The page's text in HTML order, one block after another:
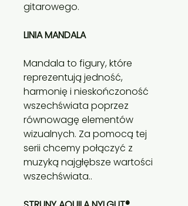
gitarowego.
LINIA MANDALA
Mandala to figury, które
reprezentują jedność,
harmonię i nieskończoność
wszechświata poprzez
równowagę elementów
wizualnych. Za pomocą tej
serii chcemy połączyć z
muzyką najgłębsze wartości
wszechświata..